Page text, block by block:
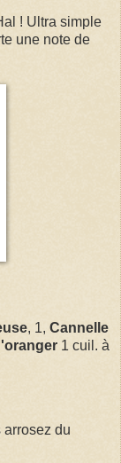
! Ultra simple
une note de
, 1, Cannelle
1 cuil. à
arrosez du